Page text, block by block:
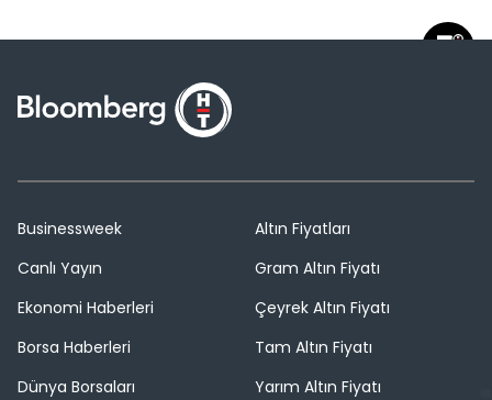
Businessweek
Canlı Yayın
Ekonomi Haberleri
Borsa Haberleri
Dünya Borsaları
Altın Fiyatları
Gram Altın Fiyatı
Çeyrek Altın Fiyatı
Tam Altın Fiyatı
Yarım Altın Fiyatı